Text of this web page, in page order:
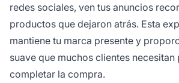
redes sociales, ven tus anuncios
productos que dejaron atrás. Esta
mantiene tu marca presente y
suave que muchos clientes
completar la compra.